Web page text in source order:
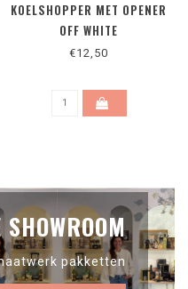
KOELSHOPPER MET OPENER
OFF WHITE
€12,50
pakketten